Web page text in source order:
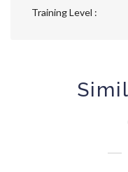
Training Level :